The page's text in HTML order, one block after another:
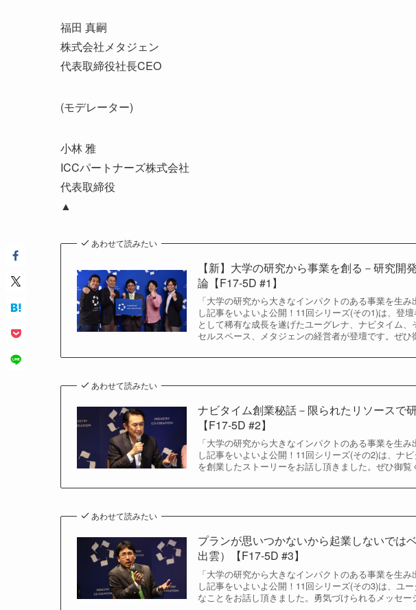
福田 真嗣
株式会社メタジェン
代表取締役社長CEO
(モデレーター)
小林 雅
ICCパートナーズ株式会社
代表取締役
▲
あわせて読みたい
【新】大学の研究から事業を創る－研究
論【F17-5D #1】
「大学の研究から大きなインパクトのある事業を生
し記事をいよいよ公開！11回シリーズ(その1)は、登
として稀有な成長を遂げたユーグレナ、ナビタイム
セルスペース、メタジェンの経営者が登壇です。ぜひ
あわせて読みたい
ナビタイム創業秘話－限られたリソースで
【F17-5D #2】
「大学の研究から大きなインパクトのある事業を生
し記事をいよいよ公開！11回シリーズ(その2)は、ナ
を創業したストーリーをお話し頂きました。ぜひ御覧
あわせて読みたい
プランが思いつかないから起業しないでは
出雲）【F17-5D #3】
「大学の研究から大きなインパクトのある事業を生
し記事をいよいよ公開！11回シリーズ(その3)は、ユ
なことをお話し頂きました。勇気づけられるメッセー